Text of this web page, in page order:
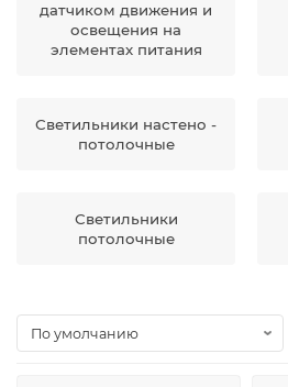
датчиком движения и
освещения на
элементах питания
Светильники настено -
потолочные
Светильники
потолочные